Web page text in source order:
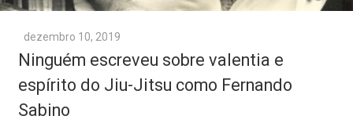
dezembro 10, 2019
Ninguém escreveu sobre valentia e
espírito do Jiu-Jitsu como Fernando
Sabino